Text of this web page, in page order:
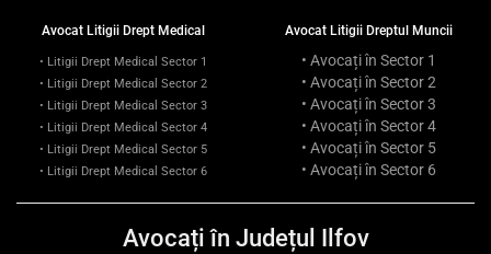
Avocat Litigii Drept Medical
• Litigii Drept Medical Sector 1
• Litigii Drept Medical Sector 2
• Litigii Drept Medical Sector 3
• Litigii Drept Medical Sector 4
• Litigii Drept Medical Sector 5
• Litigii Drept Medical Sector 6
Avocat Litigii Dreptul Muncii
• Avocați în Sector 1
• Avocați în Sector 2
• Avocați în Sector 3
• Avocați în Sector 4
• Avocați în Sector 5
• Avocați în Sector 6
Avocați în Județul Ilfov